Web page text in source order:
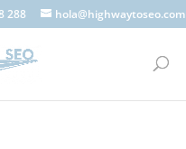
288 hola@highwaytoseo.com